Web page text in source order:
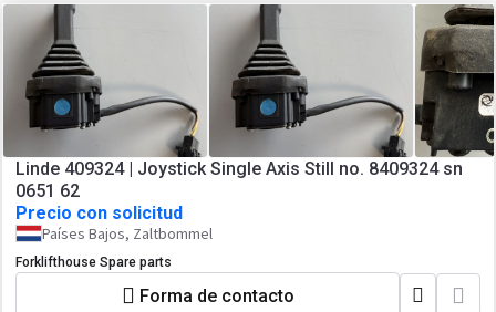
Linde 409324 | Joystick Single Axis Still no. 8409324 sn
0651 62
Precio con solicitud
Países Bajos, Zaltbommel
Forklifthouse Spare parts
Forma de contacto